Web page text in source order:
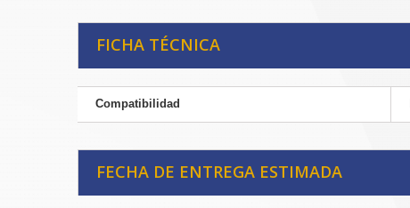
FICHA TÉCNICA
Compatibilidad
FECHA DE ENTREGA ESTIMADA